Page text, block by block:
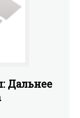
Дальнее